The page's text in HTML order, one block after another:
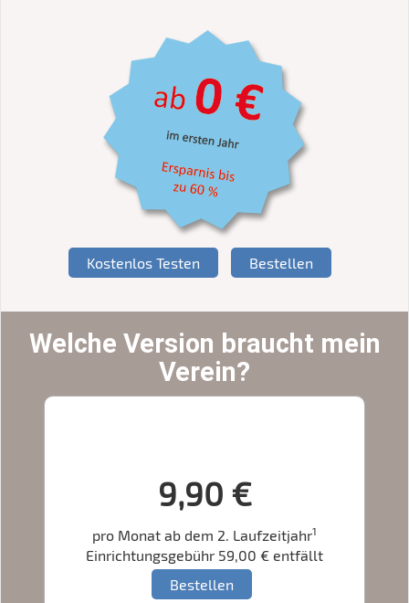
Kostenlos Testen Bestellen
Welche Version braucht mein
Verein?
9,90 €
pro Monat ab dem 2. Laufzeitjahr1
Einrichtungsgebühr 59,00 € entfällt
Bestellen